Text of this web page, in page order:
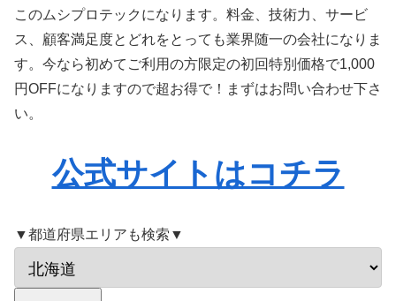
このムシプロテックになります。料金、技術力、サービ
ス、顧客満足度とどれをとっても業界随一の会社になりま
す。今なら初めてご利用の方限定の初回特別価格で1,000
円OFFになりますので超お得で！まずはお問い合わせ下さ
い。
公式サイトはコチラ
▼都道府県エリアも検索▼